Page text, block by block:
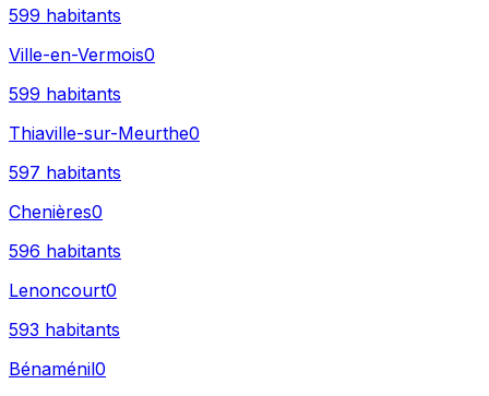
599 habitants
Ville-en-Vermois0
599 habitants
Thiaville-sur-Meurthe0
597 habitants
Chenières0
596 habitants
Lenoncourt0
593 habitants
Bénaménil0